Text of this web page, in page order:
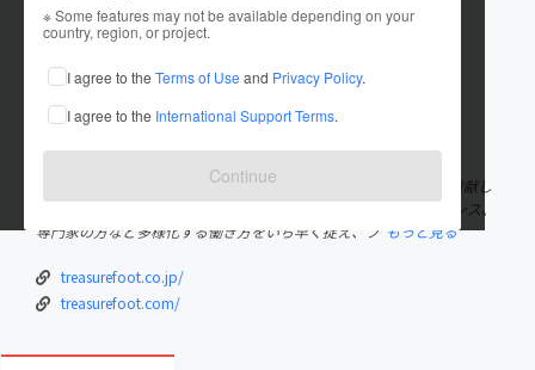
※ Some features may not be available depending on your
country, region, or project.
I agree to the Terms of Use and Privacy Policy.
I agree to the International Support Terms.
Continue
Treasurefoot
これまでに1件のプロジェクトを投稿しています
在住国：日本 現在地：未設定
出身国：日本 出身地：未設定
トレジャーフットは「新しい働き方を創造し、地場産業の発展に貢献し
ます。」ということをビジョンに掲げています。 複業、フリーランス、
専門家の方など多様化する働き方をいち早く捉え、プ もっと見る
treasurefoot.co.jp/
treasurefoot.com/